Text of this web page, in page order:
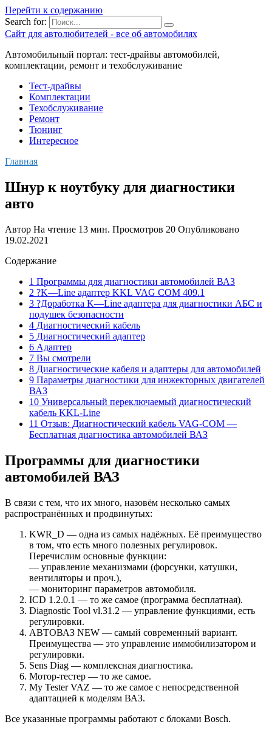
Перейти к содержанию
Search for:
Сайт для автолюбителей - все об автомобилях
Автомобильный портал: тест-драйвы автомобилей,
комплектации, ремонт и техобслуживание
Тест-драйвы
Комплектации
Техобслуживание
Ремонт
Тюнинг
Интересное
Главная
Шнур к ноутбуку для диагностики
авто
Автор На чтение 13 мин. Просмотров 20 Опубликовано
19.02.2021
Содержание
1 Программы для диагностики автомобилей ВАЗ
2 ?K—Line адаптер KKL VAG COM 409.1
3 ?Доработка K—Line адаптера для диагностики АБС и
подушек безопасности
4 Диагностический кабель
5 Диагностический адаптер
6 Адаптер
7 Вы смотрели
8 Диагностические кабеля и адаптеры для автомобилей
9 Параметры диагностики для инжекторных двигателей
ВАЗ
10 Универсальный переключаемый диагностический
кабель KKL-Line
11 Отзыв: Диагностический кабель VAG-COM —
Бесплатная диагностика автомобилей ВАЗ
Программы для диагностики
автомобилей ВАЗ
В связи с тем, что их много, назовём несколько самых
распространённых и продвинутых:
KWR_D — одна из самых надёжных. Её преимущество
в том, что есть много полезных регулировок.
Перечислим основные функции:
— управление механизмами (форсунки, катушки,
вентиляторы и проч.),
— мониторинг параметров автомобиля.
ICD 1.2.0.1 — то же самое (программа бесплатная).
Diagnostic Tool vl.31.2 — управление функциями, есть
регулировки.
АВТОВАЗ NEW — самый современный вариант.
Преимущества — это управление иммобилизатором и
регулировки.
Sens Diag — комплексная диагностика.
Мотор-тестер — то же самое.
My Tester VAZ — то же самое с непосредственной
адаптацией к моделям ВАЗ.
Все указанные программы работают с блоками Bosch.